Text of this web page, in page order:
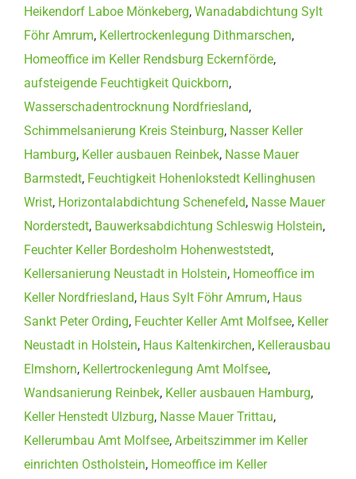
Heikendorf Laboe Mönkeberg, Wanadabdichtung Sylt
Föhr Amrum, Kellertrockenlegung Dithmarschen,
Homeoffice im Keller Rendsburg Eckernförde,
aufsteigende Feuchtigkeit Quickborn,
Wasserschadentrocknung Nordfriesland,
Schimmelsanierung Kreis Steinburg, Nasser Keller
Hamburg, Keller ausbauen Reinbek, Nasse Mauer
Barmstedt, Feuchtigkeit Hohenlokstedt Kellinghusen
Wrist, Horizontalabdichtung Schenefeld, Nasse Mauer
Norderstedt, Bauwerksabdichtung Schleswig Holstein,
Feuchter Keller Bordesholm Hohenweststedt,
Kellersanierung Neustadt in Holstein, Homeoffice im
Keller Nordfriesland, Haus Sylt Föhr Amrum, Haus
Sankt Peter Ording, Feuchter Keller Amt Molfsee, Keller
Neustadt in Holstein, Haus Kaltenkirchen, Kellerausbau
Elmshorn, Kellertrockenlegung Amt Molfsee,
Wandsanierung Reinbek, Keller ausbauen Hamburg,
Keller Henstedt Ulzburg, Nasse Mauer Trittau,
Kellerumbau Amt Molfsee, Arbeitszimmer im Keller
einrichten Ostholstein, Homeoffice im Keller